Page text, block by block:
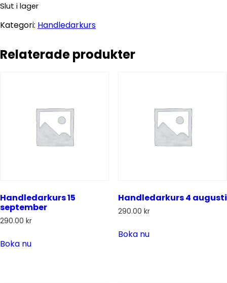
Slut i lager
Kategori: Handledarkurs
Relaterade produkter
Handledarkurs 15
september
290.00 kr
Boka nu
Handledarkurs 4 augusti
290.00 kr
Boka nu